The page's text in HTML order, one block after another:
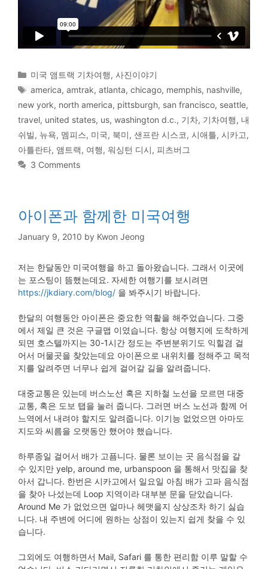
Categories
미국 앰트랙 기차여행,사진이야기
Tags
america,amtrak,atlanta,chicago, memphis, nashville,
new york, north america, pittsburgh, san francisco, seattle,
travel, united states, us, washington d.c., 기차, 기차여행, 내
쉬빌, 뉴욕, 멤피스, 미국, 북미, 샌프란 시스코, 시애틀, 시카고,
아틀란타, 앰트랙, 여행, 워싱턴 디시, 피츠버그
3 Comments
아이폰과 함께한 미국여행
January 9, 2010 by Kwon Jeong
저는 한달동안 미국여행을 하고 돌아왔습니다. 그래서 이곳에
는 포스팅이 뜸했는데요. 자세한 여행기를 보시려면
https://jkdiary.com/blog/ 을 봐주시기 바랍니다.
한달의 여행동안 아이폰은 중요한 역활을 해주었습니다. 그중
에서 제일 큰 것은 구글맵 이였습니다. 항상 여행지에 도착하게
되면 호스텔까지는 30-1시간 정도는 주변분위기도 익힐겸 걸
어서 머물곳을 찾았는데요 아이폰으로 내위치를 정해주고 목적
지를 알려주면 너무나 쉽게 걸어갈 길을 알려줍니다.
대중교통은 있는데 버스노선 혹은 지하철 노선을 모르면 대중
교통, 혹은 도보 탭을 눌러 줍니다. 그러면 버스 노선과 함께 어
느역에서 내려야 할지도 알려줍니다. 이기능 없었으면 아마도
지도와 씨름을 오랫동안 했어야 했습니다.
하루종일 걸어서 배가 고픔니다. 물론 보이는 곳 음식점을 갈
수 있지만 yelp, around me, urbanspoon 을 통해서 맛집을 찾
아서 갑니다. 한번은 시카고에서 일요일 아침 배가 고파 음식점
을 찾아 나섰는데 Loop 지역이라 대부분 문을 닫았습니다.
Around Me 가 없었으면 얼마나 헤맷을지 상상조차 하기 싫습
니다. 내 주변에 어디에 원하는 상점이 있는지 쉽게 찾을 수 있
습니다.
그외에도 여행하면서 Mail, Safari 를 통한 편리함 이루 말할 수